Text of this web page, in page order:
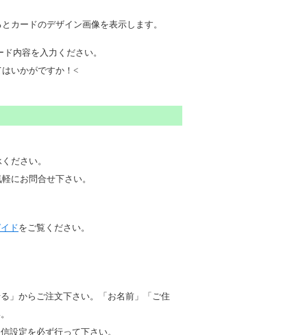
カードのデザイン画像を表示します。
内容を入力ください。
いかがですか！<
ださい。
にお問合せ下さい。
ドをご覧ください。
」からご注文下さい。「お名前」「ご住
設定を必ず行って下さい。